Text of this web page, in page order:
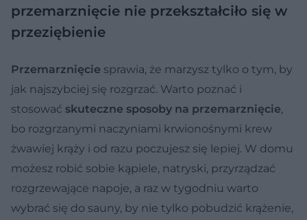
przemarznięcie nie przekształciło się w
przeziębienie
Przemarznięcie sprawia, że marzysz tylko o tym, by
jak najszybciej się rozgrzać. Warto poznać i
stosować skuteczne sposoby na przemarznięcie,
bo rozgrzanymi naczyniami krwionośnymi krew
żwawiej krąży i od razu poczujesz się lepiej. W domu
możesz robić sobie kąpiele, natryski, przyrządzać
rozgrzewające napoje, a raz w tygodniu warto
wybrać się do sauny, by nie tylko pobudzić krążenie,